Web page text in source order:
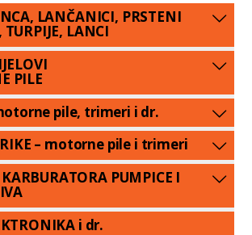
LANČANICI, PRSTENI
LANCI
PILE
pile, trimeri i dr.
– motorne pile i trimeri
PUMPICE I
i dr.